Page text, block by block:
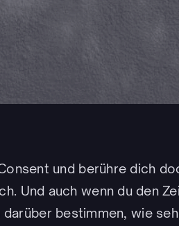
und berühre dich
Und auch wenn du den
bestimmen, wie